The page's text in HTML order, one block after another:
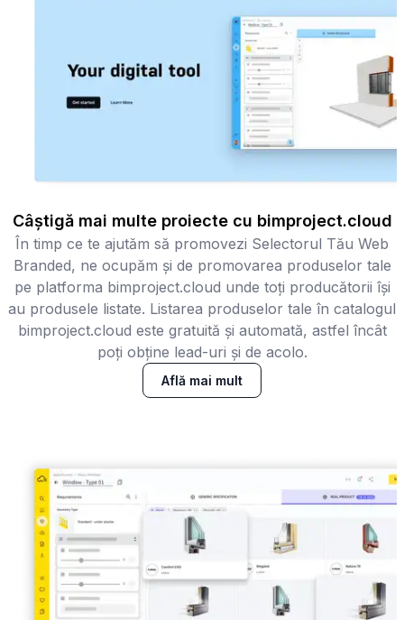
Câștigă mai multe proiecte cu bimproject.cloud
În timp ce te ajutăm să promovezi Selectorul Tău Web
Branded, ne ocupăm și de promovarea produselor tale
pe platforma bimproject.cloud unde toți producătorii își
au produsele listate. Listarea produselor tale în catalogul
bimproject.cloud este gratuită și automată, astfel încât
poți obține lead-uri și de acolo.
Află mai mult